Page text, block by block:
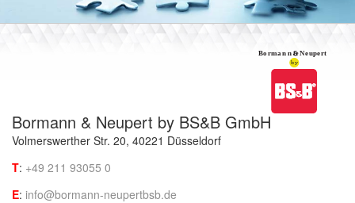
Bormann & Neupert by BS&B GmbH
Volmerswerther Str. 20, 40221 Düsseldorf
T: +49 211 93055 0
E: info@bormann-neupertbsb.de